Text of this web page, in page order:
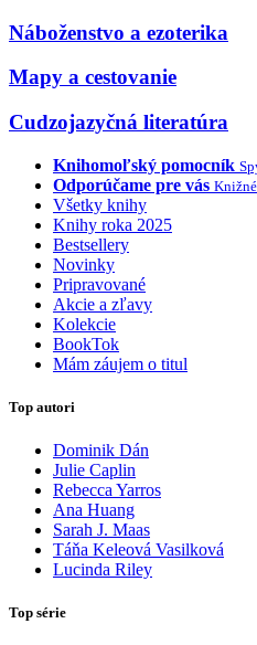
Náboženstvo a ezoterika
Mapy a cestovanie
Cudzojazyčná literatúra
Knihomoľský pomocník
Odporúčame pre vás
Všetky knihy
Knihy roka 2025
Bestsellery
Novinky
Pripravované
Akcie a zľavy
Kolekcie
BookTok
Mám záujem o titul
Top autori
Dominik Dán
Julie Caplin
Rebecca Yarros
Ana Huang
Sarah J. Maas
Táňa Keleová Vasilková
Lucinda Riley
Top série